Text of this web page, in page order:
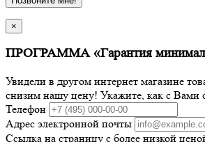
×
ПРОГРАММА «Гарантия
Увидели в другом интернет магазине
снизим нашу цену! Укажите, как с Вами
Телефон
Адрес электронной почты
Ссылка на страницу с более низкой